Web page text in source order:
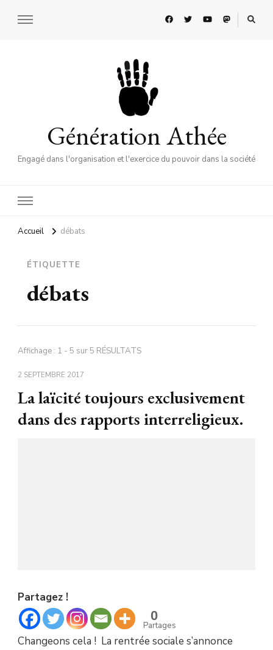
Génération Athée
Engagé dans l'organisation et l'exercice du pouvoir dans la société
Accueil débats
ÉTIQUETTE
débats
Affichage : 1 - 5 sur 5 RÉSULTATS
2 SEPTEMBRE 2017
La laïcité toujours exclusivement
dans des rapports interreligieux.
Partagez !
0
Partages
Changeons cela ! La rentrée sociale s’annonce